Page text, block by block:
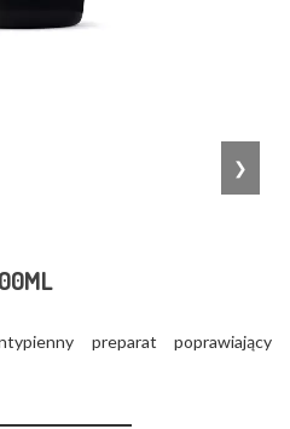
❯
preparat poprawiający